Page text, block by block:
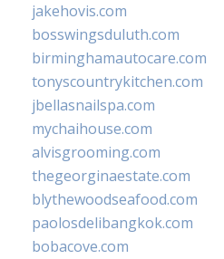
jakehovis.com
bosswingsduluth.com
birminghamautocare.com
tonyscountrykitchen.com
jbellasnailspa.com
mychaihouse.com
alvisgrooming.com
thegeorginaestate.com
blythewoodseafood.com
paolosdelibangkok.com
bobacove.com